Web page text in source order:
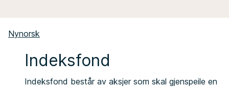
Nynorsk
Indeksfond
Indeksfond består av aksjer som skal gjenspeile en